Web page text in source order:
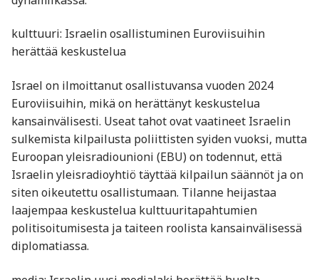
kulttuuri: Israelin osallistuminen Euroviisuihin
herättää keskustelua
Israel on ilmoittanut osallistuvansa vuoden 2024
Euroviisuihin, mikä on herättänyt keskustelua
kansainvälisesti. Useat tahot ovat vaatineet Israelin
sulkemista kilpailusta poliittisten syiden vuoksi, mutta
Euroopan yleisradiounioni (EBU) on todennut, että
Israelin yleisradioyhtiö täyttää kilpailun säännöt ja on
siten oikeutettu osallistumaan. Tilanne heijastaa
laajempaa keskustelua kulttuuritapahtumien
politisoitumisesta ja taiteen roolista kansainvälisessä
diplomatiassa.